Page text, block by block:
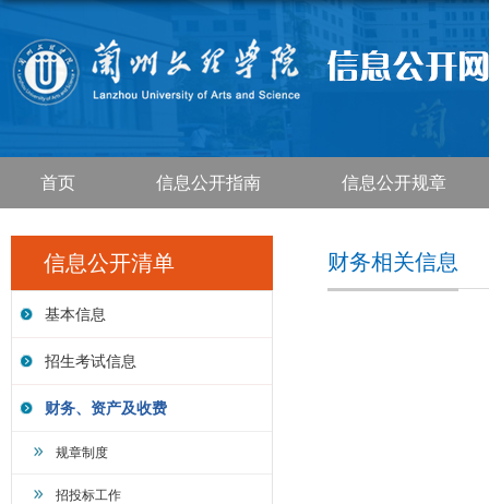
首页 信息公开指南 信息公开规章
信息公开清单
基本信息
招生考试信息
财务、资产及收费
规章制度
招投标工作
财务相关信息